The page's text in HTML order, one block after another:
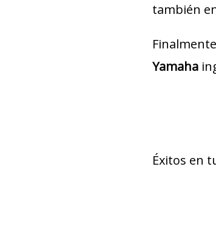
también
Yamaha
Éxitos en